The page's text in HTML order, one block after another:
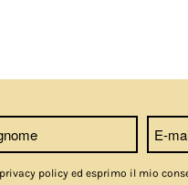
policy ed esprimo il mio